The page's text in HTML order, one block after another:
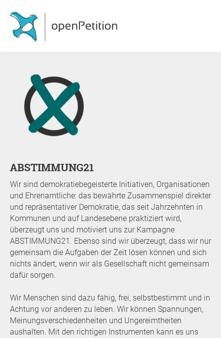
ABSTIMMUNG21
Wir sind demokratiebegeisterte Initiativen, Organisationen
und Ehrenamtliche: das bewährte Zusammenspiel direkter
und repräsentativer Demokratie, das seit Jahrzehnten in
Kommunen und auf Landesebene praktiziert wird,
überzeugt uns und motiviert uns zur Kampagne
ABSTIMMUNG21. Ebenso sind wir überzeugt, dass wir nur
gemeinsam die Aufgaben der Zeit lösen können und sich
nichts ändert, wenn wir als Gesellschaft nicht gemeinsam
dafür sorgen.
Wir Menschen sind dazu fähig, frei, selbstbestimmt und in
Achtung vor anderen zu leben. Wir können Spannungen,
Meinungsverschiedenheiten und Ungereimtheiten
aushalten. Mit den richtigen Instrumenten kann es uns